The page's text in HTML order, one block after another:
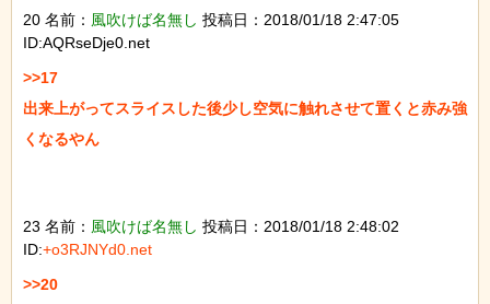
20 名前： 風吹けば名無し 投稿日：2018/01/18 2:47:05
ID:AQRseDje0.net
>>17
出来上がってスライスした後少し空気に触れさせて置くと赤み強
くなるやん
23 名前： 風吹けば名無し 投稿日：2018/01/18 2:48:02
ID:+o3RJNYd0.net
>>20